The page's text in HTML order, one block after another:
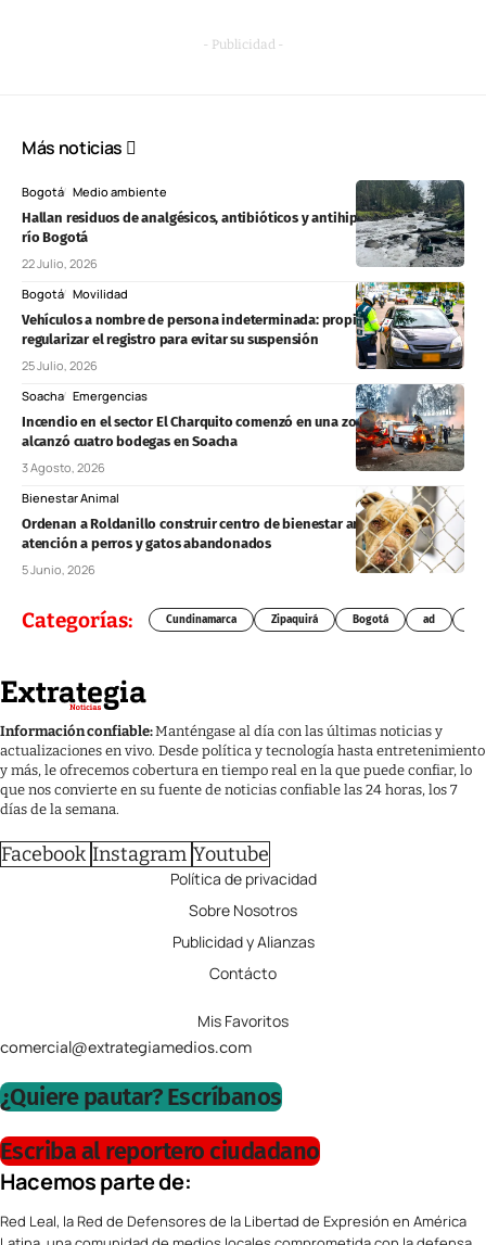
- Publicidad -
Más noticias
Bogotá Medio ambiente
Hallan residuos de analgésicos, antibióticos y antihipertensivos en el
río Bogotá
22 Julio, 2026
Bogotá Movilidad
Vehículos a nombre de persona indeterminada: propietarios deben
regularizar el registro para evitar su suspensión
25 Julio, 2026
Soacha Emergencias
Incendio en el sector El Charquito comenzó en una zona forestal y
alcanzó cuatro bodegas en Soacha
3 Agosto, 2026
Bienestar Animal
Ordenan a Roldanillo construir centro de bienestar animal y fortalecer
atención a perros y gatos abandonados
5 Junio, 2026
Categorías: Cundinamarca Zipaquirá Bogotá ad
Información confiable:Manténgase al día con las últimas noticias y
actualizaciones en vivo. Desde política y tecnología hasta entretenimiento
y más, le ofrecemos cobertura en tiempo real en la que puede confiar, lo
que nos convierte en su fuente de noticias confiable las 24 horas, los 7
días de la semana.
Facebook Instagram Youtube
Política de privacidad
Sobre Nosotros
Publicidad y Alianzas
Contácto
Mis Favoritos
comercial@extrategiamedios.com
¿Quiere pautar? Escríbanos
Escriba al reportero ciudadano
Hacemos parte de:
Red Leal, la Red de Defensores de la Libertad de Expresión en América